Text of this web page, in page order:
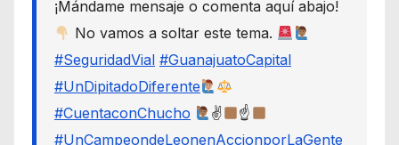
¡Mándame mensaje o comenta aquí abajo!
No vamos a soltar este tema.
#SeguridadVial #GuanajuatoCapital
#UnDipitadoDiferente
#CuentaconChucho
✌
☝
#UnCampeondeLeonenAccionporLaGente